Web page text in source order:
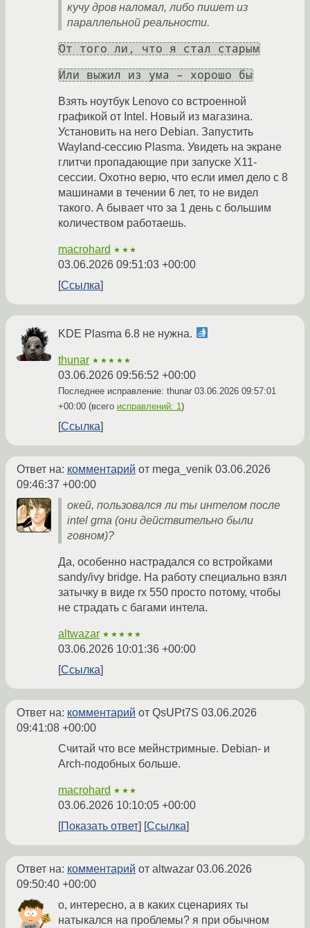
кучу дров наломал, либо пишет из
параллельной реальности.
От того ли, что я стал старым
Или выжил из ума – хорошо бы
Взять ноутбук Lenovo со встроенной
графикой от Intel. Новый из магазина.
Установить на него Debian. Запустить
Wayland-сессию Plasma. Увидеть на экране
глитчи пропадающие при запуске X11-
сессии. Охотно верю, что если имел дело с 8
машинами в течении 6 лет, то не видел
такого. А бывает что за 1 день с большим
количеством работаешь.
macrohard ★★★
03.06.2026 09:51:03 +00:00
Ссылка
KDE Plasma 6.8 не нужна.
thunar ★★★★★
03.06.2026 09:56:52 +00:00
Последнее исправление: thunar 03.06.2026 09:57:01
+00:00 (всего исправлений: 1)
Ссылка
Ответ на: комментарий от mega_venik 03.06.2026
09:46:37 +00:00
окей, пользовался ли ты интелом после
intel gma (они действительно были
говном)?
Да, особенно настрадался со встройками
sandy/ivy bridge. На работу специально взял
затычку в виде rx 550 просто потому, чтобы
не страдать с багами интела.
altwazar ★★★★★
03.06.2026 10:01:36 +00:00
Ссылка
Ответ на: комментарий от QsUPt7S 03.06.2026
09:41:08 +00:00
Считай что все мейнстримные. Debian- и
Arch-подобных больше.
macrohard ★★★
03.06.2026 10:10:05 +00:00
Показать ответ
Ссылка
Ответ на: комментарий от altwazar 03.06.2026
09:50:40 +00:00
о, интересно, а в каких сценариях ты
натыкался на проблемы? я при обычном